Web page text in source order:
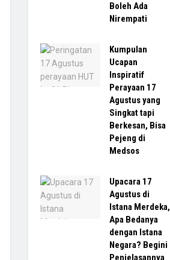
Boleh Ada
Nirempati
Kumpulan
Ucapan
Inspiratif
Perayaan 17
Agustus yang
Singkat tapi
Berkesan, Bisa
Pejeng di
Medsos
Upacara 17
Agustus di
Istana Merdeka,
Apa Bedanya
dengan Istana
Negara? Begini
Penjelasannya